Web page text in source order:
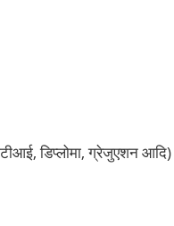
डिप्लोमा, ग्रेजुएशन आदि)